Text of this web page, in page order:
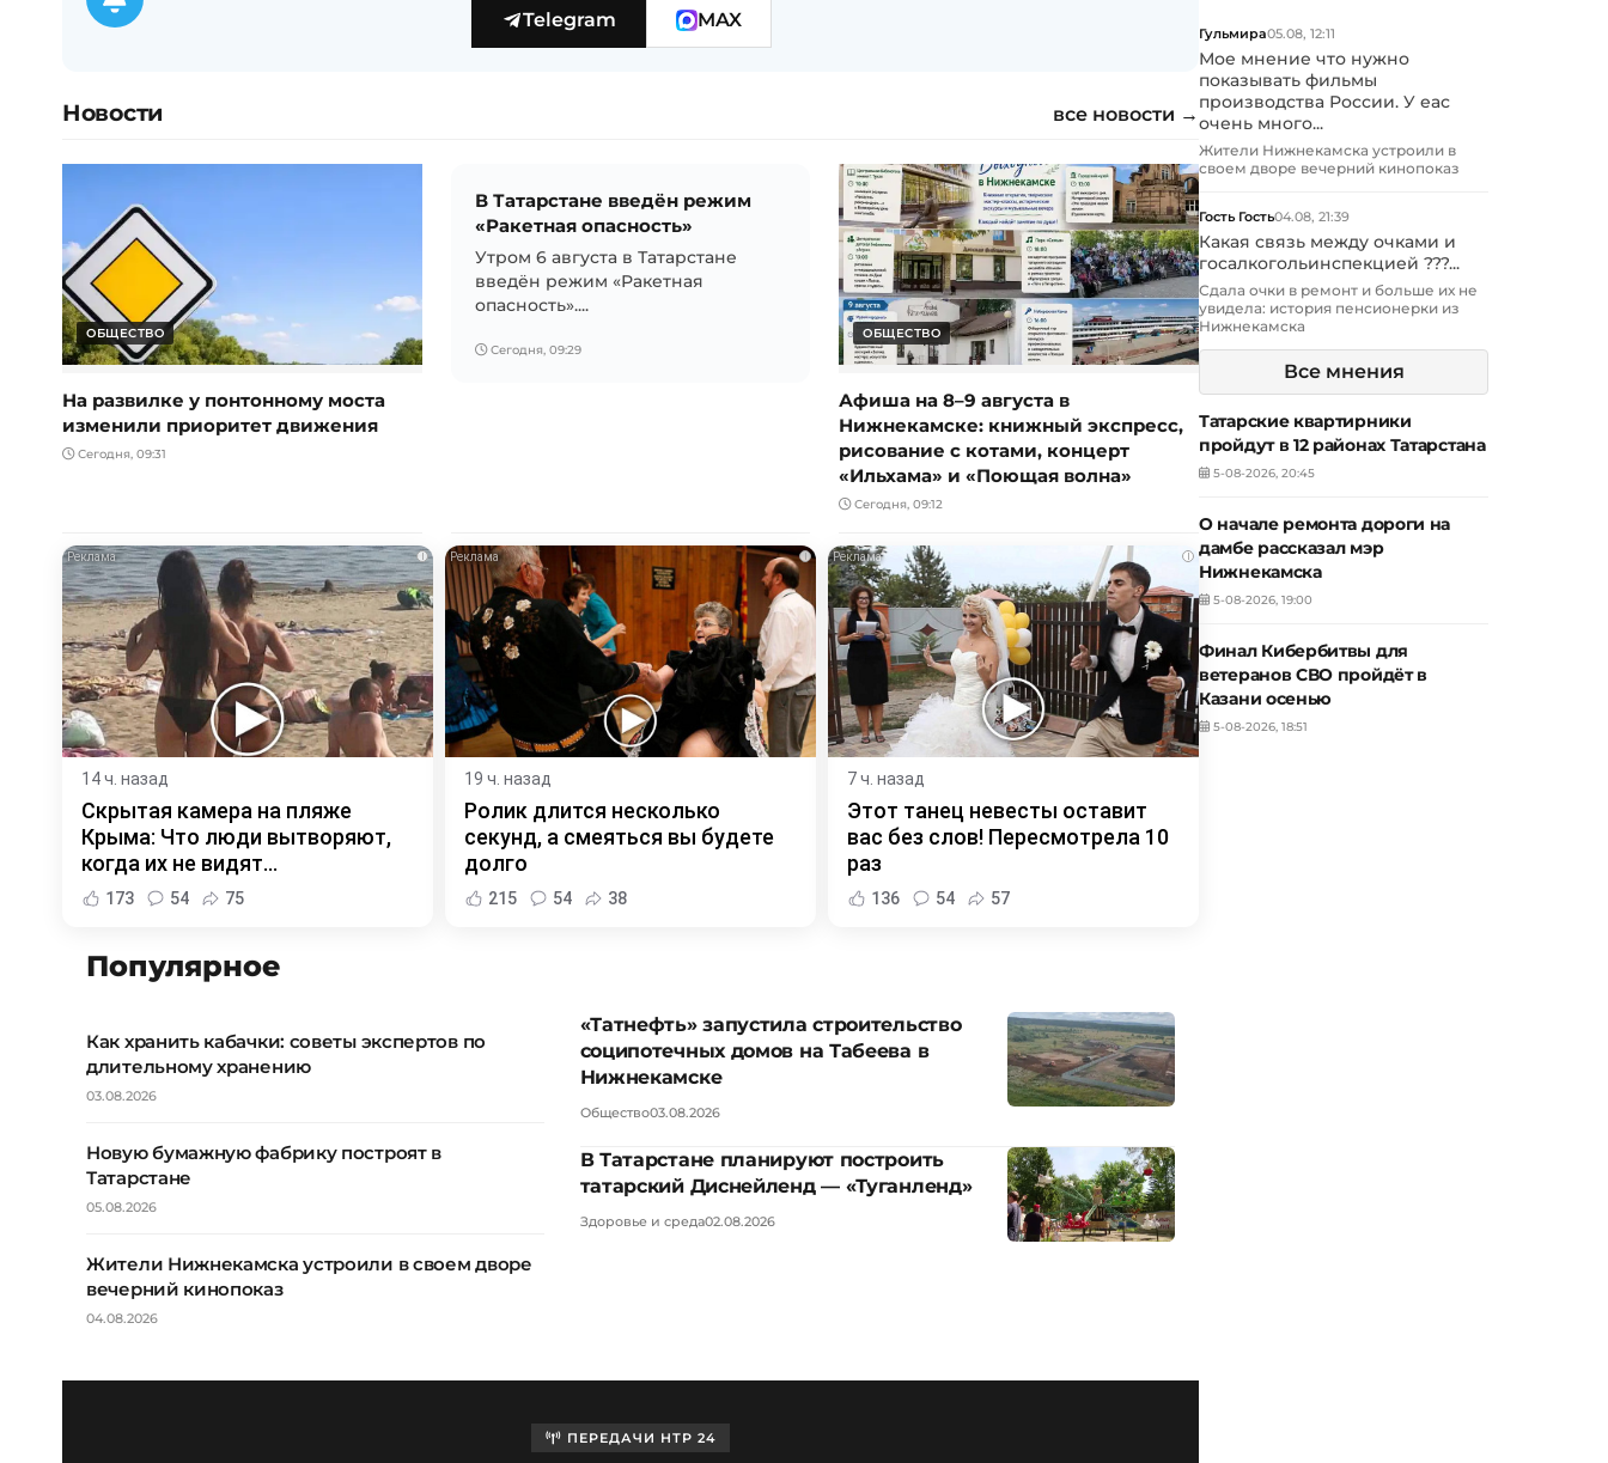
Telegram MAX
Новости все новости →
ОБЩЕСТВО
На развилке у понтонному моста
изменили приоритет движения
Сегодня, 09:31
В Татарстане введён режим
«Ракетная опасность»
Утром 6 августа в Татарстане
введён режим «Ракетная
опасность»....
Сегодня, 09:29
ОБЩЕСТВО
Афиша на 8–9 августа в
Нижнекамске: книжный экспресс,
рисование с котами, концерт
«Ильхама» и «Поющая волна»
Сегодня, 09:12
i
14 ч. назад
Скрытая камера на пляже
Крыма: Что люди вытворяют,
когда их не видят...
173 54 75
i
19 ч. назад
Ролик длится несколько
секунд, а смеяться вы будете
долго
215 54 38
i
7 ч. назад
Этот танец невесты оставит
вас без слов! Пересмотрела 10
раз
136 54 57
Популярное
Как хранить кабачки: советы экспертов по
длительному хранению
03.08.2026
Новую бумажную фабрику построят в
Татарстане
05.08.2026
Жители Нижнекамска устроили в своем дворе
вечерний кинопоказ
04.08.2026
«Татнефть» запустила строительство
соципотечных домов на Табеева в
Нижнекамске
Общество03.08.2026
В Татарстане планируют построить
татарский Диснейленд — «Туганленд»
Здоровье и среда02.08.2026
ПЕРЕДАЧИ НТР 24
Гульмира05.08, 12:11
Мое мнение что нужно
показывать фильмы
производства России. У еас
очень много...
Жители Нижнекамска устроили в
своем дворе вечерний кинопоказ
Гость Гость04.08, 21:39
Какая связь между очками и
госалкогольинспекцией ???...
Сдала очки в ремонт и больше их не
увидела: история пенсионерки из
Нижнекамска
Все мнения
Татарские квартирники
пройдут в 12 районах Татарстана
5-08-2026, 20:45
О начале ремонта дороги на
дамбе рассказал мэр
Нижнекамска
5-08-2026, 19:00
Финал Кибербитвы для
ветеранов СВО пройдёт в
Казани осенью
5-08-2026, 18:51